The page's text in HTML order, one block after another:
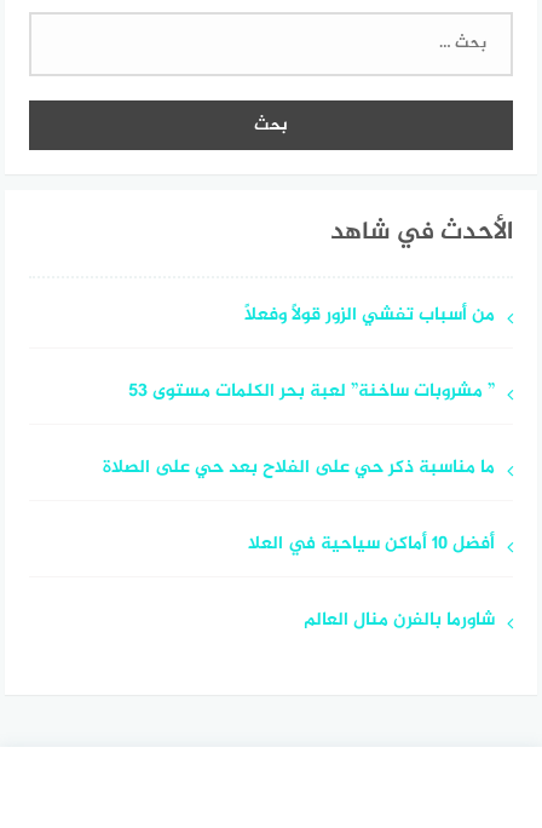
البحث
الأحدث في شاهد
من أسباب تفشي الزور قولاً وفعلاً
” مشروبات ساخنة” لعبة بحر الكلمات مستوى 53
ما مناسبة ذكر حي على الفلاح بعد حي على الصلاة
أفضل 10 أماكن سياحية في العلا
شاورما بالفرن منال العالم